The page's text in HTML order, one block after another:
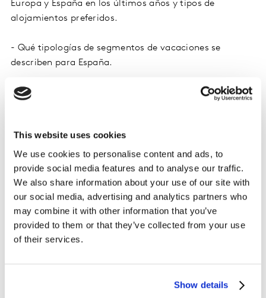
This website uses cookies
We use cookies to personalise content and ads, to
provide social media features and to analyse our traffic.
We also share information about your use of our site with
our social media, advertising and analytics partners who
may combine it with other information that you’ve
provided to them or that they’ve collected from your use
of their services.
Show details
Europa y España en los últimos años y tipos de
alojamientos preferidos.
- Qué tipologías de segmentos de vacaciones se
describen para España.
El estudio TGI de Kantar Media analiza el
estilos de vida.
Obtén una visión completa de los targets disponibles,
incluidos los destinos de viaje, el tipo de viaje, el
transporte y mucho más.
Descarga nuestro informe para obtener toda la
información.